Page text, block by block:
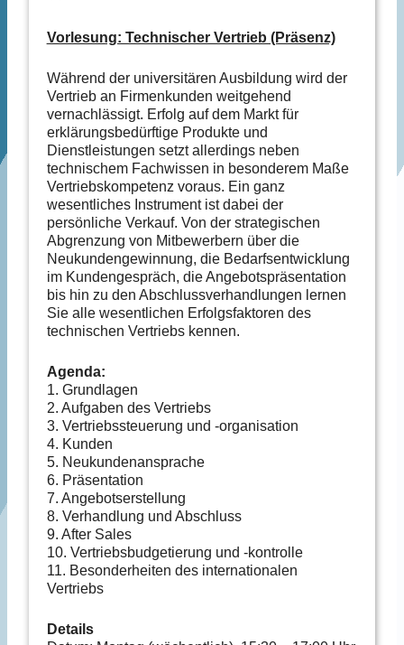
Vorlesung: Technischer Vertrieb (Präsenz)
Während der universitären Ausbildung wird der
Vertrieb an Firmenkunden weitgehend
vernachlässigt. Erfolg auf dem Markt für
erklärungsbedürftige Produkte und
Dienstleistungen setzt allerdings neben
technischem Fachwissen in besonderem Maße
Vertriebskompetenz voraus. Ein ganz
wesentliches Instrument ist dabei der
persönliche Verkauf. Von der strategischen
Abgrenzung von Mitbewerbern über die
Neukundengewinnung, die Bedarfsentwicklung
im Kundengespräch, die Angebotspräsentation
bis hin zu den Abschlussverhandlungen lernen
Sie alle wesentlichen Erfolgsfaktoren des
technischen Vertriebs kennen.
Agenda:
1. Grundlagen
2. Aufgaben des Vertriebs
3. Vertriebssteuerung und -organisation
4. Kunden
5. Neukundenansprache
6. Präsentation
7. Angebotserstellung
8. Verhandlung und Abschluss
9. After Sales
10. Vertriebsbudgetierung und -kontrolle
11. Besonderheiten des internationalen
Vertriebs
Details